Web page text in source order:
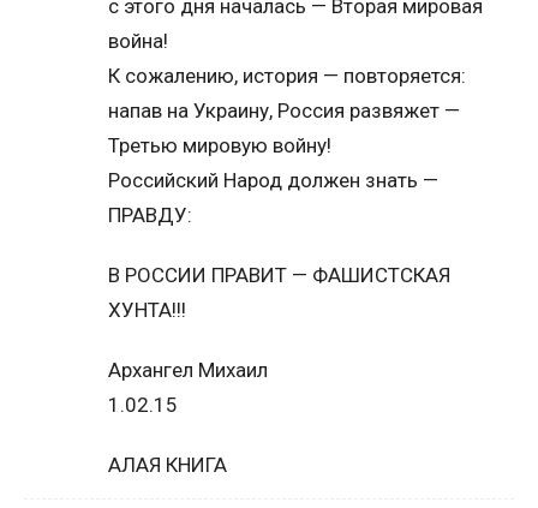
с этого дня началась — Вторая мировая
война!
К сожалению, история — повторяется:
напав на Украину, Россия развяжет —
Третью мировую войну!
Российский Народ должен знать —
ПРАВДУ:
В РОССИИ ПРАВИТ — ФАШИСТСКАЯ
ХУНТА!!!
Архангел Михаил
1.02.15
АЛАЯ КНИГА